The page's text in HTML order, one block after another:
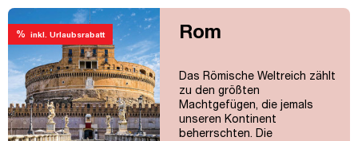
% inkl. Urlaubsrabatt Rom
Das Römische Weltreich zählt
zu den größten
Machtgefügen, die jemals
unseren Kontinent
beherrschten. Die